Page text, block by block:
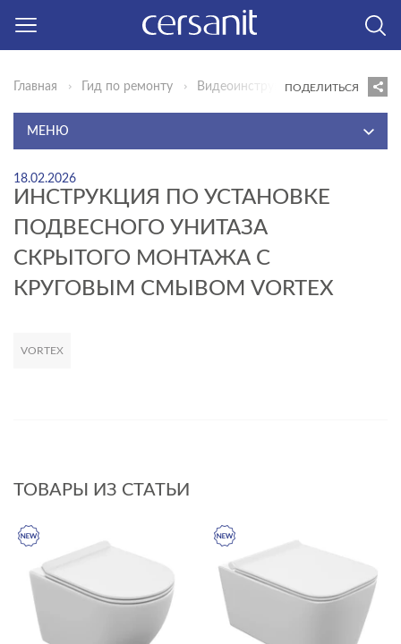
Главная Гид по ремонту Видеоинструкции Инструкция
ПОДЕЛИТЬСЯ
МЕНЮ
ИДЕИ ДЛЯ ВДОХНОВЕНИЯ
ИННОВАЦИИ КОМФОРТА
ГОТОВЫЕ РЕШЕНИЯ
СОВЕТЫ ЭКСПЕРТА
18.02.2026
ИНСТРУКЦИЯ ПО УСТАНОВКЕ
ПОДВЕСНОГО УНИТАЗА
СКРЫТОГО МОНТАЖА С
КРУГОВЫМ СМЫВОМ VORTEX
VORTEX
ТОВАРЫ ИЗ СТАТЬИ